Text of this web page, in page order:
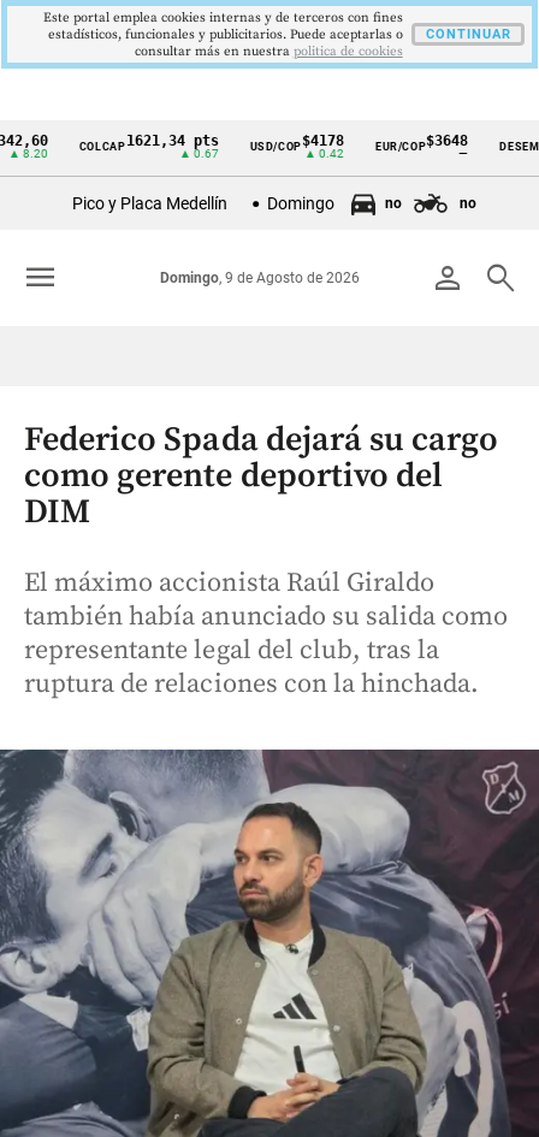
Cintillo
Colombia
COLCAP1621,34 pts USD/COP$4178
▲ 0.42
EUR/COP$3648
—
DESEMPLEO
▼
Pico y Placa Medellín Domingo no no
person search
Domingo, 9 de Agosto de 2026
menu
Federico Spada dejará su cargo
como gerente deportivo del
DIM
El máximo accionista Raúl Giraldo
también había anunciado su salida como
representante legal del club, tras la
ruptura de relaciones con la hinchada.
Este portal emplea cookies internas y de terceros con fines
estadísticos, funcionales y publicitarios. Puede aceptarlas o
consultar más en nuestra politica de cookies
CONTINUAR